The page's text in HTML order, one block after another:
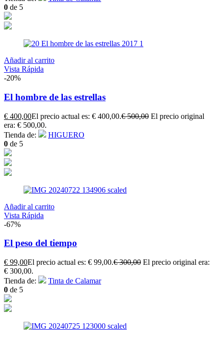
0 de 5
Añadir al carrito
Vista Rápida
-20%
El hombre de las estrellas
€ 400,00El precio actual es: € 400,00.€500,00 El precio original
era: € 500,00.
Tienda de:
HIGUERO
0 de 5
Añadir al carrito
Vista Rápida
-67%
El peso del tiempo
€ 99,00El precio actual es: € 99,00.€300,00 El precio original era:
€ 300,00.
Tienda de:
Tinta de Calamar
0 de 5